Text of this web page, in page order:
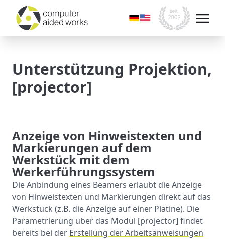
Unterstützung Projektion,
[projector]
Anzeige von Hinweistexten und
Markierungen auf dem
Werkstück mit dem
Werkerführungssystem
Die Anbindung eines Beamers erlaubt die Anzeige
von Hinweistexten und Markierungen direkt auf das
Werkstück (z.B. die Anzeige auf einer Platine). Die
Parametrierung über das Modul [projector] findet
bereits bei der Erstellung der Arbeitsanweisungen